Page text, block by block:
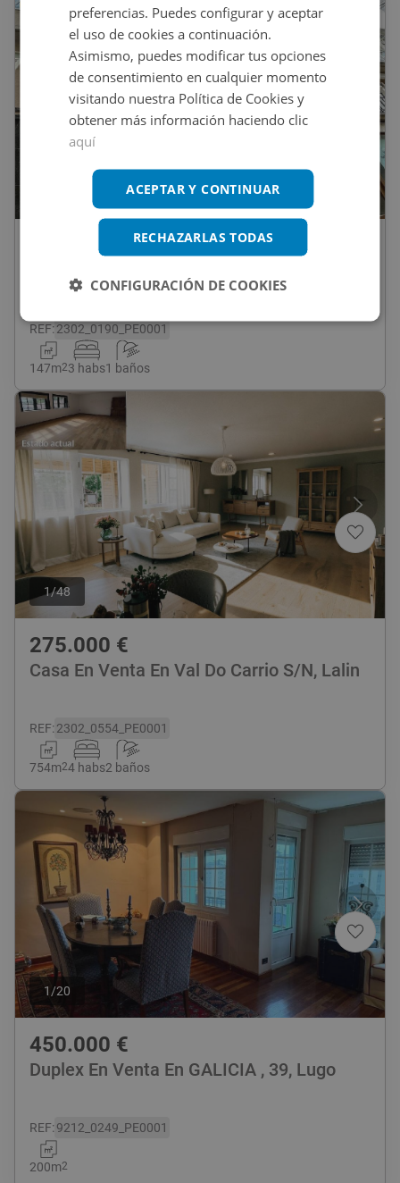
€
REF:2302_0190_PE0001
147m23 habs1 baños
1/48
275.000 €
Casa En Venta En Val Do Carrio S/N, Lalin
REF:2302_0554_PE0001
754m24 habs2 baños
1 /20
450.000 €
Duplex En Venta En GALICIA , 39, Lugo
REF:9212_0249_PE0001
200m2
preferencias. Puedes configurar y aceptar
el uso de cookies a continuación.
Asimismo, puedes modificar tus opciones
de consentimiento en cualquier momento
visitando nuestra Política de Cookies y
obtener más información haciendo clic
aquí
ACEPTAR Y CONTINUAR
RECHAZARLAS TODAS
CONFIGURACIÓN DE COOKIES